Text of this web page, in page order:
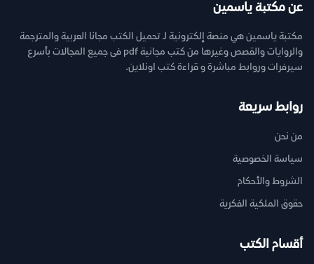
عن مكتبة ياسمين
مكتبة ياسمين هي منصة إلكترونية لـ تحميل الكتب مجانا العربية والمترجمة
والروايات والقصص وغيرها من كتب مجانية pdf فى جميع المجالات بأسرع
سيرفرات وروابط مباشرة و قراءة كتب اونلاين.
روابط سريعة
من نحن
سياسة الخصوصية
الشروط والأحكام
حقوق الملكية الفكرية
أقسام الكتب